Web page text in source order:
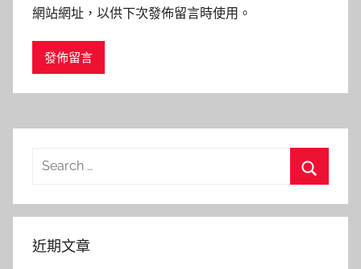
網站網址，以供下次發佈留言時使用。
Search
近期文章